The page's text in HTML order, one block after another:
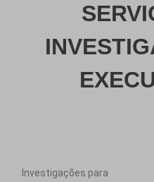
Investigações para